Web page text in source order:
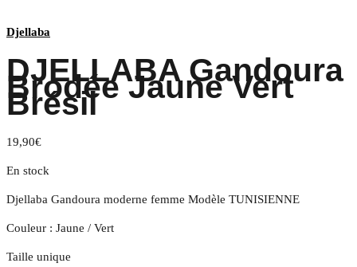
Djellaba
DJELLABA Gandoura
Brodée Jaune Vert
Brésil
19,90€
En stock
Djellaba Gandoura moderne femme Modèle TUNISIENNE
Couleur : Jaune / Vert
Taille unique